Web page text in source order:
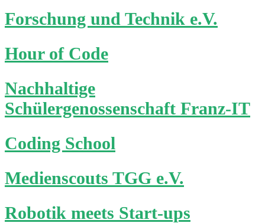
Forschung und Technik e.V.
Hour of Code
Nachhaltige
Schülergenossenschaft Franz-IT
Coding School
Medienscouts TGG e.V.
Robotik meets Start-ups